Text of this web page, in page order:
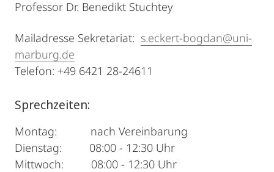
Professor Dr. Benedikt Stuchtey
Mailadresse Sekretariat: s.eckert-bogdan@uni-
marburg.de
Telefon: +49 6421 28-24611
Sprechzeiten:
Montag: nach Vereinbarung
Dienstag: 08:00 - 12:30 Uhr
Mittwoch: 08:00 - 12:30 Uhr